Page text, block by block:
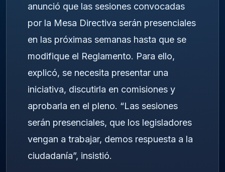
anunció que las sesiones convocadas
por la Mesa Directiva serán presenciales
en las próximas semanas hasta que se
modifique el Reglamento. Para ello,
explicó, se necesita presentar una
iniciativa, discutirla en comisiones y
aprobarla en el pleno. “Las sesiones
serán presenciales, que los legisladores
vengan a trabajar, demos respuesta a la
ciudadanía”, insistió.